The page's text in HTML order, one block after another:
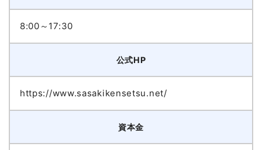
8:00～17:30
公式HP
https://www.sasakikensetsu.net/
資本金